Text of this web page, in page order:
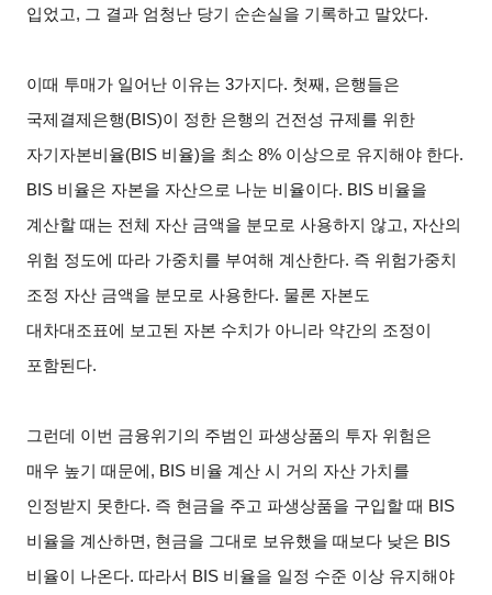
입었고, 그 결과 엄청난 당기 순손실을 기록하고 말았다.
이때 투매가 일어난 이유는 3가지다. 첫째, 은행들은
국제결제은행(BIS)이 정한 은행의 건전성 규제를 위한
자기자본비율(BIS 비율)을 최소 8% 이상으로 유지해야 한다.
BIS 비율은 자본을 자산으로 나눈 비율이다. BIS 비율을
계산할 때는 전체 자산 금액을 분모로 사용하지 않고, 자산의
위험 정도에 따라 가중치를 부여해 계산한다. 즉 위험가중치
조정 자산 금액을 분모로 사용한다. 물론 자본도
대차대조표에 보고된 자본 수치가 아니라 약간의 조정이
포함된다.
그런데 이번 금융위기의 주범인 파생상품의 투자 위험은
매우 높기 때문에, BIS 비율 계산 시 거의 자산 가치를
인정받지 못한다. 즉 현금을 주고 파생상품을 구입할 때 BIS
비율을 계산하면, 현금을 그대로 보유했을 때보다 낮은 BIS
비율이 나온다. 따라서 BIS 비율을 일정 수준 이상 유지해야